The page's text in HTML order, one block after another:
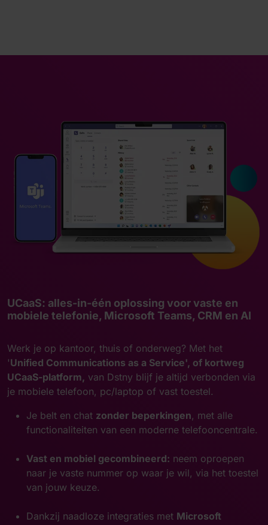
UCaaS: alles-in-één oplossing voor vaste en
mobiele telefonie, Microsoft Teams, CRM en AI
Werk je op kantoor, thuis of onderweg? Met het
'Unified Communications as a Service', of kortweg
UCaaS-platform, van Dstny blijf je altijd verbonden via
je mobiele telefoon, pc/laptop of vast toestel.
Je belt en chat zonder beperkingen, met alle
functionaliteiten van een moderne telefooncentrale.
Vast en mobiel gecombineerd: neem oproepen
naar je vaste nummer op waar je wil, via het toestel
van jouw keuze.
Dankzij naadloze integraties met Microsoft